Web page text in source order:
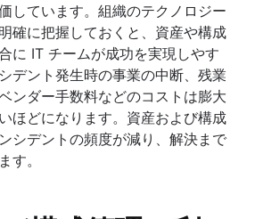
しています。組織のテクノロジー
確に把握しておくと、資産や構成
に IT チームが成功を実現しやす
デント発生時の事業の中断、残業
ンダー手数料などのコストは膨大
ほどになります。資産および構成
シデントの頻度が減り、解決まで
す。